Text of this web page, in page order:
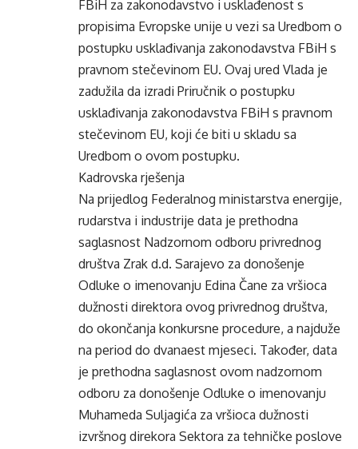
FBiH za zakonodavstvo i usklađenost s
propisima Evropske unije u vezi sa Uredbom o
postupku usklađivanja zakonodavstva FBiH s
pravnom stečevinom EU. Ovaj ured Vlada je
zadužila da izradi Priručnik o postupku
usklađivanja zakonodavstva FBiH s pravnom
stečevinom EU, koji će biti u skladu sa
Uredbom o ovom postupku.
Kadrovska rješenja
Na prijedlog Federalnog ministarstva energije,
rudarstva i industrije data je prethodna
saglasnost Nadzornom odboru privrednog
društva Zrak d.d. Sarajevo za donošenje
Odluke o imenovanju Edina Čane za vršioca
dužnosti direktora ovog privrednog društva,
do okončanja konkursne procedure, a najduže
na period do dvanaest mjeseci. Također, data
je prethodna saglasnost ovom nadzornom
odboru za donošenje Odluke o imenovanju
Muhameda Suljagića za vršioca dužnosti
izvršnog direkora Sektora za tehničke poslove